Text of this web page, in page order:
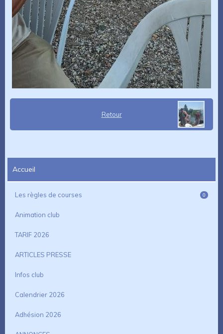
Retour
Accueil
Les règles de courses 0
Animation club
TARIF 2026
ARTICLES PRESSE
Infos club
Calendrier 2026
Adhésion 2026